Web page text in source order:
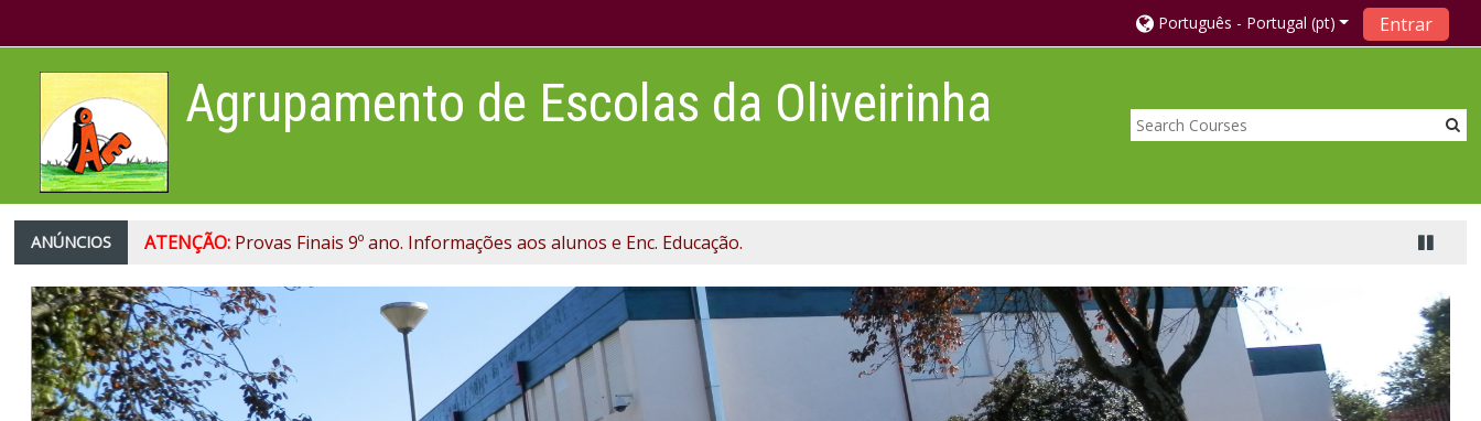
Português - Portugal ‎(pt)‎ Entrar
Agrupamento de Escolas da Oliveirinha
ANÚNCIOS ATENÇÃO: Provas Finais 9º ano. Informações aos alunos e Enc. Educação.